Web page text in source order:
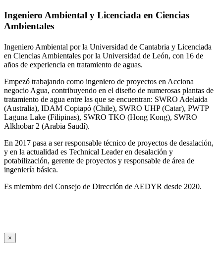
Ingeniero Ambiental y Licenciada en Ciencias
Ambientales
Ingeniero Ambiental por la Universidad de Cantabria y Licenciada
en Ciencias Ambientales por la Universidad de León, con 16 de
años de experiencia en tratamiento de aguas.
Empezó trabajando como ingeniero de proyectos en Acciona
negocio Agua, contribuyendo en el diseño de numerosas plantas de
tratamiento de agua entre las que se encuentran: SWRO Adelaida
(Australia), IDAM Copiapó (Chile), SWRO UHP (Catar), PWTP
Laguna Lake (Filipinas), SWRO TKO (Hong Kong), SWRO
Alkhobar 2 (Arabia Saudí).
En 2017 pasa a ser responsable técnico de proyectos de desalación,
y en la actualidad es Technical Leader en desalación y
potabilización, gerente de proyectos y responsable de área de
ingeniería básica.
Es miembro del Consejo de Dirección de AEDYR desde 2020.
×